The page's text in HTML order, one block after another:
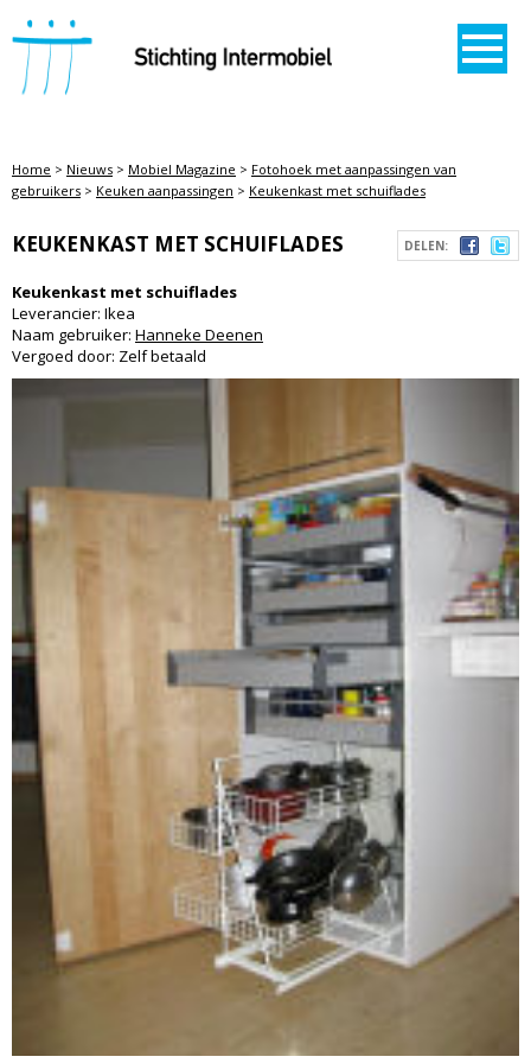
STICHTING INTERMOBIEL
Home > Nieuws > Mobiel Magazine > Fotohoek met aanpassingen van
gebruikers > Keuken aanpassingen > Keukenkast met schuiflades
DELEN:
KEUKENKAST MET SCHUIFLADES
Keukenkast met schuiflades
Leverancier: Ikea
Naam gebruiker: Hanneke Deenen
Vergoed door: Zelf betaald